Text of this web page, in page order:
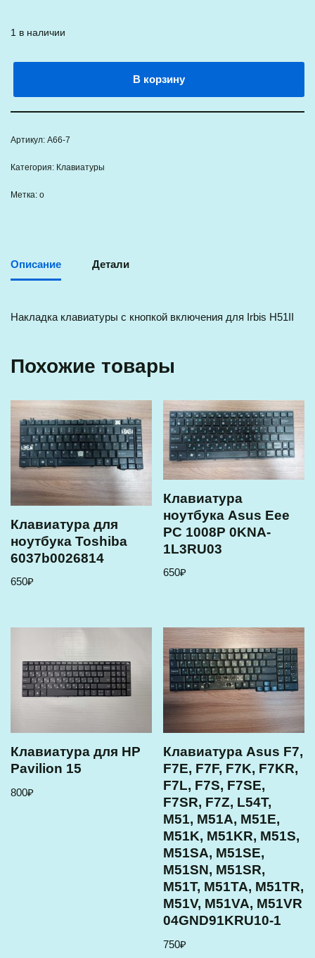
1 в наличии
В корзину
Артикул: A66-7
Категория: Клавиатуры
Метка: о
Описание Детали
Накладка клавиатуры с кнопкой включения для Irbis H51II
Похожие товары
Клавиатура для
ноутбука Toshiba
6037b0026814
650₽
Клавиатура
ноутбука Asus Eee
PC 1008P 0KNA-
1L3RU03
650₽
Клавиатура для HP
Pavilion 15
800₽
Клавиатура Asus F7,
F7E, F7F, F7K, F7KR,
F7L, F7S, F7SE,
F7SR, F7Z, L54T,
M51, M51A, M51E,
M51K, M51KR, M51S,
M51SA, M51SE,
M51SN, M51SR,
M51T, M51TA, M51TR,
M51V, M51VA, M51VR
04GND91KRU10-1
750₽